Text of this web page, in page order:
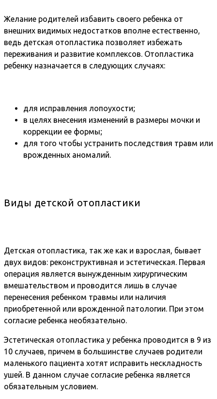
Желание родителей избавить своего ребенка от
внешних видимых недостатков вполне естественно,
ведь детская отопластика позволяет избежать
переживания и развитие комплексов. Отопластика
ребенку назначается в следующих случаях:
для исправления лопоухости;
в целях внесения изменений в размеры мочки и
коррекции ее формы;
для того чтобы устранить последствия травм или
врожденных аномалий.
Виды детской отопластики
Детская отопластика, так же как и взрослая, бывает
двух видов: реконструктивная и эстетическая. Первая
операция является вынужденным хирургическим
вмешательством и проводится лишь в случае
перенесения ребенком травмы или наличия
приобретенной или врожденной патологии. При этом
согласие ребенка необязательно.
Эстетическая отопластика у ребенка проводится в 9 из
10 случаев, причем в большинстве случаев родители
маленького пациента хотят исправить нескладность
ушей. В данном случае согласие ребенка является
обязательным условием.